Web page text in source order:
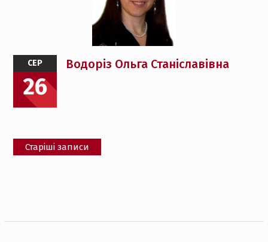
СЕР
26
Водоріз Ольга Станіславівна
Навігація
за
Старіші записи